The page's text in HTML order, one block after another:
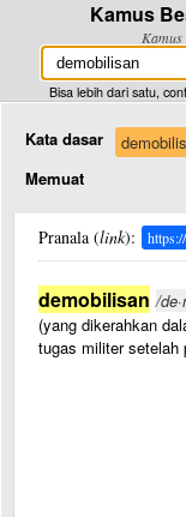
Kamus
Bisa lebih dari satu,
Kata dasar
Memuat
Pranala (link):
demobilisan /
(yang dikerahkan
tugas militer setelah